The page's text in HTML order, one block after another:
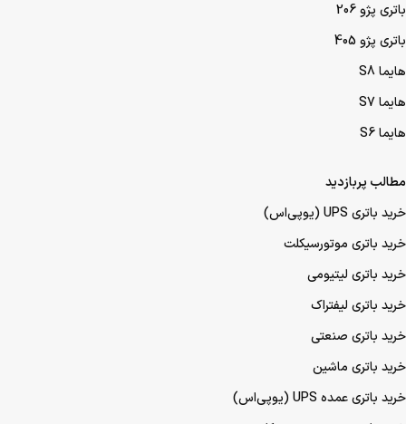
باتری پژو 206
باتری پژو 405
هایما S8
هایما S7
هایما S6
مطالب پربازدید
خرید باتری UPS (یو‌پی‌اس)
خرید باتری موتورسیکلت
خرید باتری لیتیومی
خرید باتری لیفتراک
خرید باتری صنعتی
خرید باتری ماشین
خرید باتری عمده UPS (یو‌پی‌اس)